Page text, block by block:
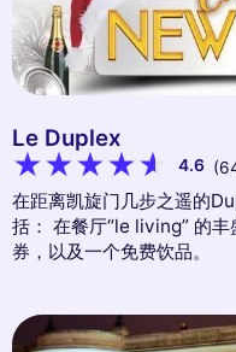
Le Duplex
4.6
在距离凯旋门几步之遥的
括： 在餐厅“le living” 的
券，以及一个免费饮品。